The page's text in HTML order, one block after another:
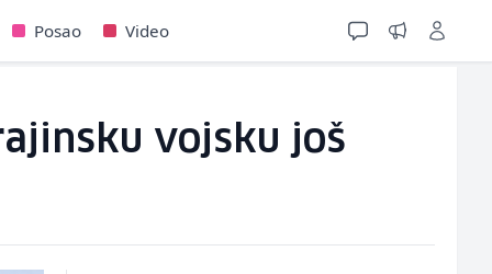
Posao Video
vojsku još